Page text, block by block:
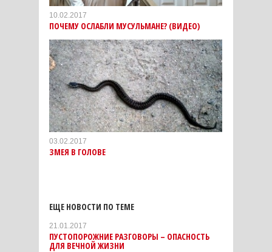
10.02.2017
ПОЧЕМУ ОСЛАБЛИ МУСУЛЬМАНЕ? (ВИДЕО)
03.02.2017
ЗМЕЯ В ГОЛОВЕ
ЕЩЕ НОВОСТИ ПО ТЕМЕ
21.01.2017
ПУСТОПОРОЖНИЕ РАЗГОВОРЫ – ОПАСНОСТЬ
ДЛЯ ВЕЧНОЙ ЖИЗНИ